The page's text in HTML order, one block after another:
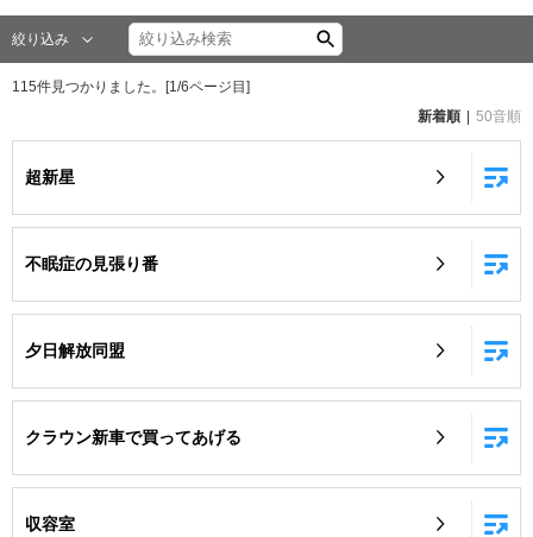
ユーザー検索
DAMの新曲・ランキングなど
自宅でカラオケ歌い放題！
絞り込み
115件見つかりました。[1 /6ページ目]
新着順
50音順
超新星
不眠症の見張り番
夕日解放同盟
クラウン新車で買ってあげる
収容室